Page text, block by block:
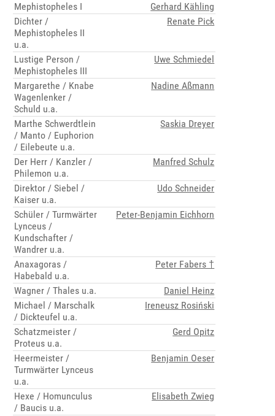
Mephistopheles I
Gerhard Kähling
Dichter /
Mephistopheles II
u.a.
Renate Pick
Lustige Person /
Mephistopheles III
Uwe Schmiedel
Margarethe / Knabe
Wagenlenker /
Schuld u.a.
Nadine Aßmann
Marthe Schwerdtlein
/ Manto / Euphorion
/ Eilebeute u.a.
Saskia Dreyer
Der Herr / Kanzler /
Philemon u.a.
Manfred Schulz
Direktor / Siebel /
Kaiser u.a.
Udo Schneider
Schüler / Turmwärter
Lynceus /
Kundschafter /
Wandrer u.a.
Peter-Benjamin Eichhorn
Anaxagoras /
Habebald u.a.
Peter Fabers †
Wagner / Thales u.a.
Daniel Heinz
Michael / Marschalk
/ Dickteufel u.a.
Ireneusz Rosiński
Schatzmeister /
Proteus u.a.
Gerd Opitz
Heermeister /
Turmwärter Lynceus
u.a.
Benjamin Oeser
Hexe / Homunculus
/ Baucis u.a.
Elisabeth Zwieg